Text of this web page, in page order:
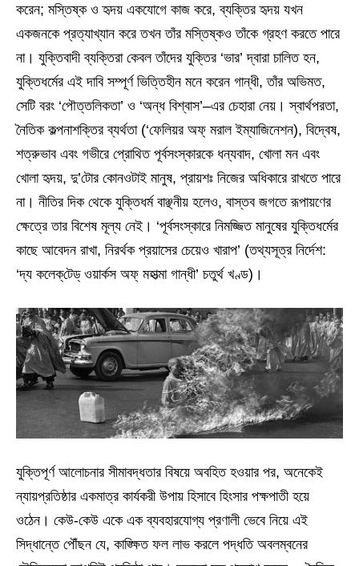
করেন; মস্তিষ্ক ও হৃদয় একযোগে কাজ করে, ব্যক্তির হৃদয় যখন
একজনকে প্রত্যাখ্যান করে তখন তাঁর মস্তিষ্কও তাঁকে গ্রহণ করতে পারে
না। যুক্তিবাদী ব্যক্তিরা কেবল তাঁদের যুক্তির ‘ভার’ দ্বারা চালিত হন,
যুক্তিধর্মের এই দাবি সম্পূর্ণ ভিত্তিহীন মনে করেন গান্ধী, তাঁর অভিমত,
সেটি বরং ‘পৌত্তলিকতা’ ও ‘অন্ধ বিশ্বাস’–এর চেহারা নেয়। স্বার্থপরতা,
নৈতিক কল্পনাশক্তির ব্যর্থতা (‘ফেলিয়র অফ্‌ মরাল ইম্যাজিনেশন), বিদ্বেষ,
শত্রুভাব এবং গভীরে প্রোথিত পূর্বসংস্কারকে ধন্যবাদ, খোলা মন এবং
খোলা হৃদয়, দু’টোর কোনওটাই মানুষ, প্রায়শঃ নিজের অধিকারে রাখতে পারে
না। নীতির দিক থেকে যুক্তিধর্ম বাঞ্ছনীয় হলেও, বাস্তব জগতে রূপায়ণের
ক্ষেত্রে তার বিশেষ মূল্য নেই। ‘পূর্বসংস্কারে নিমজ্জিত মানুষের যুক্তিধর্মের
কাছে আবেদন রাখা, নিরর্থক প্রয়াসের চেয়েও খারাপ’ (তথ্যসূত্র নির্দেশ:
‘দ্য কলেক্‌টেড্‌ ওয়ার্কস অফ্‌ মহাত্মা গান্ধী’ চতুর্থ খণ্ড)।
যুক্তিপূর্ণ আলোচনার সীমাবদ্ধতার বিষয়ে অবহিত হওয়ার পর, অনেকেই
ন্যায়প্রতিষ্ঠার একমাত্র কার্যকরী উপায় হিসাবে হিংসার পক্ষপাতী হয়ে
ওঠেন। কেউ-কেউ একে এক ব্যবহারযোগ্য প্রণালী ভেবে নিয়ে এই
সিদ্ধান্তে পৌঁছন যে, কাঙ্ক্ষিত ফল লাভ করলে পদ্ধতি অবলম্বনের